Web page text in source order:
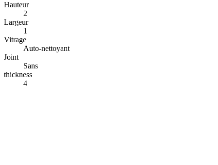
Hauteur
2
Largeur
1
Vitrage
Auto-nettoyant
Joint
Sans
thickness
4